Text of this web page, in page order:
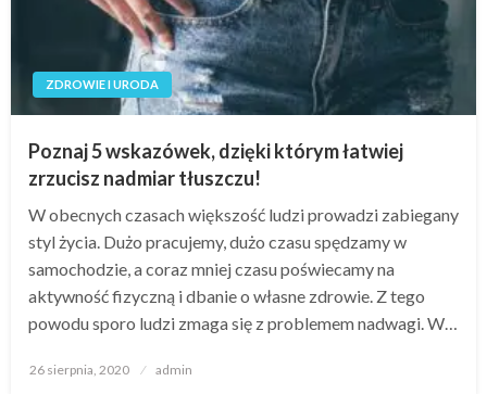
ZDROWIE I URODA
Poznaj 5 wskazówek, dzięki którym łatwiej
zrzucisz nadmiar tłuszczu!
W obecnych czasach większość ludzi prowadzi zabiegany
styl życia. Dużo pracujemy, dużo czasu spędzamy w
samochodzie, a coraz mniej czasu poświecamy na
aktywność fizyczną i dbanie o własne zdrowie. Z tego
powodu sporo ludzi zmaga się z problemem nadwagi. W…
Opublikowane
26 sierpnia, 2020 admin